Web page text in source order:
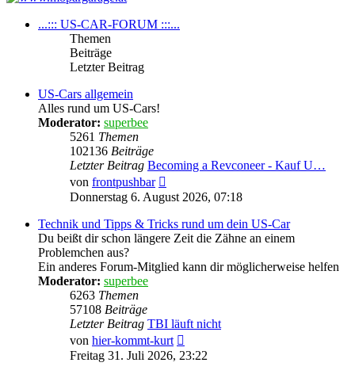
...::: US-CAR-FORUM :::...
Themen
Beiträge
Letzter Beitrag
US-Cars allgemein
Alles rund um US-Cars!
Moderator: superbee
5261 Themen
102136 Beiträge
Letzter Beitrag Becoming a Revconeer - Kauf U…
von frontpushbar
Beitrag
Donnerstag 6. August 2026, 07:18
Technik und Tipps & Tricks rund um dein US-Car
Du beißt dir schon längere Zeit die Zähne an einem
Problemchen aus?
Ein anderes Forum-Mitglied kann dir möglicherweise helfen
Moderator: superbee
6263 Themen
57108 Beiträge
Letzter Beitrag TBI läuft nicht
von hier-kommt-kurt
Beitrag
Freitag 31. Juli 2026, 23:22